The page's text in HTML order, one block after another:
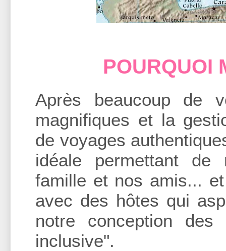
POURQUOI
Après beaucoup de
magnifiques et la
de voyages
idéale permettant de
famille et nos amis...
avec des hôtes qui
notre conception
inclusive".